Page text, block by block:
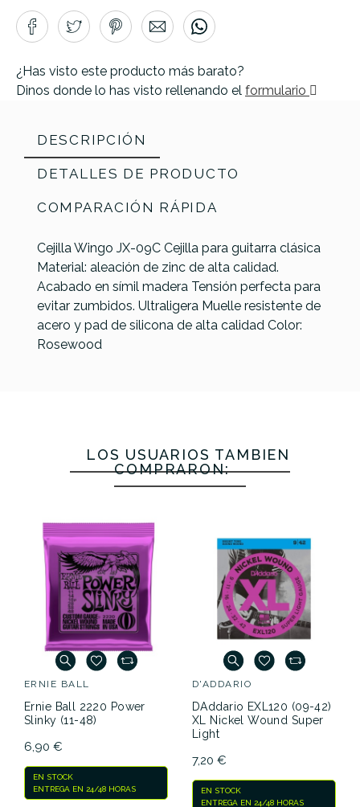
¿Has visto este producto más barato?
Dinos donde lo has visto rellenando el formulario
DESCRIPCIÓN
DETALLES DE PRODUCTO
COMPARACIÓN RÁPIDA
Cejilla Wingo JX-09C Cejilla para guitarra clásica
Material: aleación de zinc de alta calidad.
Acabado en símil madera Tensión perfecta para
evitar zumbidos. Ultraligera Muelle resistente de
acero y pad de silicona de alta calidad Color:
Rosewood
Cejilla
Curva
Negra
Negra.
No hay características para comparar
LOS USUARIOS TAMBIÉN
COMPRARON:
ERNIE BALL
Ernie Ball 2220 Power
Slinky (11-48)
6,90 €
EN STOCK
ENTREGA EN 24/48 HORAS
D'ADDARIO
DAddario EXL120 (09-42)
XL Nickel Wound Super
Light
7,20 €
EN STOCK
ENTREGA EN 24/48 HORAS